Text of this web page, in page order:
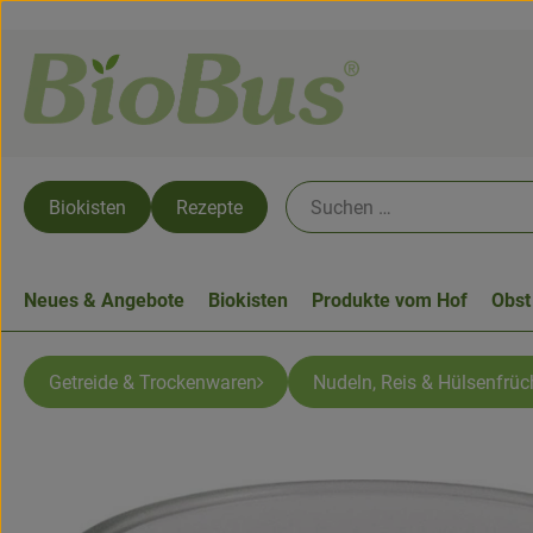
Biokisten Rezepte
Neues & Angebote Biokisten Produkte vom Hof
Getreide & Trockenwaren Nudeln, Reis &